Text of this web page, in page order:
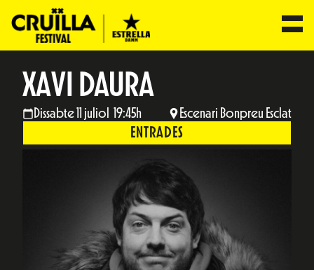
XAVI DAURA
Dissabte 11 juliol 19:45h Escenari Bonpreu Esclat
ENTRADES